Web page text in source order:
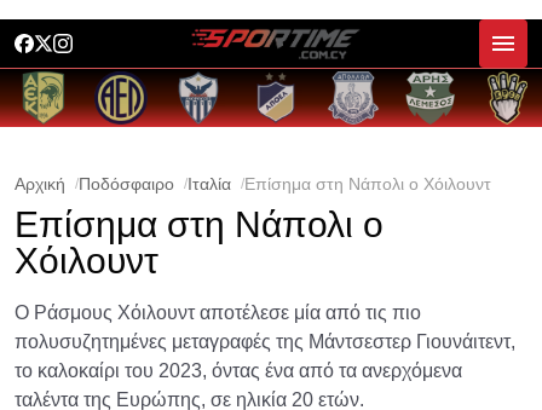
Αρχική Ποδόσφαιρο Ιταλία Επίσημα στη Νάπολι ο Χόιλουντ
Επίσημα στη Νάπολι ο
Χόιλουντ
Ο Ράσμους Χόιλουντ αποτέλεσε μία από τις πιο
πολυσυζητημένες μεταγραφές της Μάντσεστερ Γιουνάιτεντ,
το καλοκαίρι του 2023, όντας ένα από τα ανερχόμενα
ταλέντα της Ευρώπης, σε ηλικία 20 ετών.